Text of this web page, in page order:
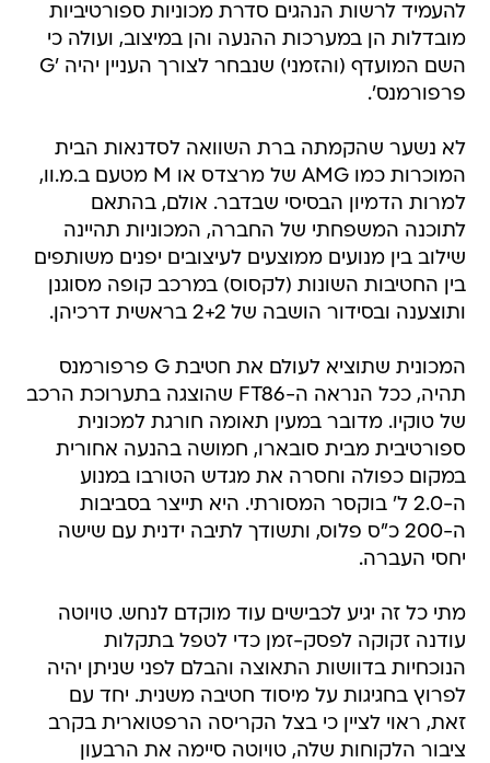
להעמיד לרשות הנהגים סדרת מכוניות ספורטיביות
מובדלות הן במערכות ההנעה והן במיצוב, ועולה כי
השם המועדף (והזמני) שנבחר לצורך העניין יהיה 'G
פרפורמנס'.
לא נשער שהקמתה ברת השוואה לסדנאות הבית
המוכרות כמו AMG של מרצדס או M מטעם ב.מ.וו,
למרות הדמיון הבסיסי שבדבר. אולם, בהתאם
לתוכנה המשפחתי של החברה, המכוניות תהיינה
שילוב בין מנועים ממוצעים לעיצובים יפנים משותפים
בין החטיבות השונות (לקסוס) במרכב קופה מסוגנן
ותוצענה ובסידור הושבה של 2+2 בראשית דרכיהן.
המכונית שתוציא לעולם את חטיבת G פרפורמנס
תהיה, ככל הנראה ה-FT86 שהוצגה בתערוכת הרכב
של טוקיו. מדובר במעין תאומה חורגת למכונית
ספורטיבית מבית סובארו, חמושה בהנעה אחורית
במקום כפולה וחסרה את מגדש הטורבו במנוע
ה-2.0 ל' בוקסר המסורתי. היא תייצר בסביבות
ה-200 כ"ס פלוס, ותשודך לתיבה ידנית עם שישה
יחסי העברה.
מתי כל זה יגיע לכבישים עוד מוקדם לנחש. טויוטה
עודנה זקוקה לפסק-זמן כדי לטפל בתקלות
הנוכחיות בדוושות התאוצה והבלם לפני שניתן יהיה
לפרוץ בחגיגות על מיסוד חטיבה משנית. יחד עם
זאת, ראוי לציין כי בצל הקריסה הרפטוארית בקרב
ציבור הלקוחות שלה, טויוטה סיימה את הרבעון